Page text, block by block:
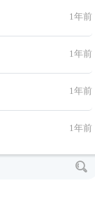
1年前
1年前
1年前
1年前